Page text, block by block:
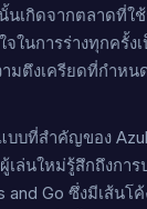
นเกิดจากตลาดที่
ในการร่างทุกครั้
มตึงเครียดที่กำห
บบที่สำคัญของ
เล่นใหม่รู้สึกถึงกา
and Go ซึ่งมีเส้นโ